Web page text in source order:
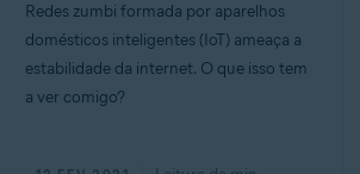
Redes zumbi formada por aparelhos
domésticos inteligentes (IoT) ameaça a
estabilidade da internet. O que isso tem
a ver comigo?